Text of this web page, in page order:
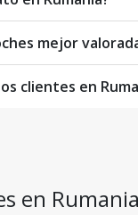
mejor
clientes en
en